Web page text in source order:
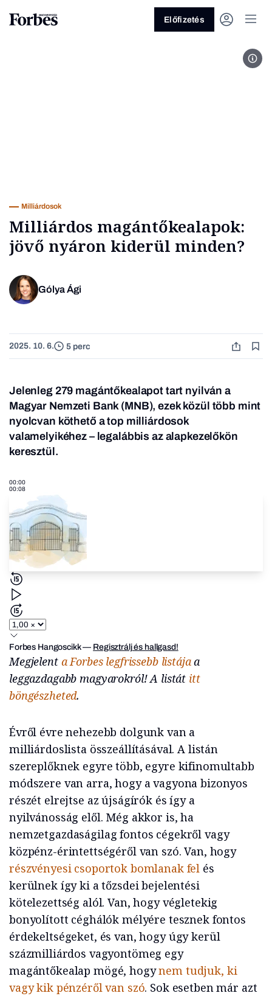
Üzlet
Előfizetés
Milliárdosok
Milliárdos magántőkealapok:
jövő nyáron kiderül minden?
Gólya Ági
2025. 10. 6. 5 perc
Jelenleg 279 magántőkealapot tart nyilván a
Magyar Nemzeti Bank (MNB), ezek közül több mint
nyolcvan köthető a top milliárdosok
valamelyikéhez – legalábbis az alapkezelőkön
keresztül.
00:00
00:08
Forbes Hangoscikk— Regisztrálj és hallgasd!
Megjelent a Forbes legfrissebb listájaa
leggazdagabb magyarokról! A listát itt
böngészheted.
Évről évre nehezebb dolgunk van a
milliárdoslista összeállításával. A listán
szereplőknek egyre több, egyre kifinomultabb
módszere van arra, hogy a vagyona bizonyos
részét elrejtse az újságírók és így a
nyilvánosság elől. Még akkor is, ha
nemzetgazdaságilag fontos cégekről vagy
közpénz-érintettségéről van szó. Van, hogy
részvényesi csoportok bomlanak fel és
kerülnek így ki a tőzsdei bejelentési
kötelezettség alól. Van, hogy végletekig
bonyolított céghálók mélyére tesznek fontos
érdekeltségeket, és van, hogy úgy kerül
százmilliárdos vagyontömeg egy
magántőkealap mögé, hogynem tudjuk, ki
vagy kik pénzéről van szó. Sok esetben már azt